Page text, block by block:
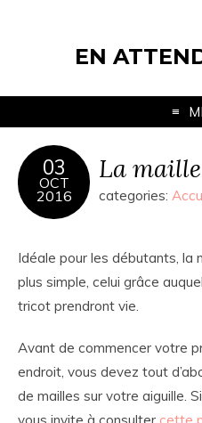
EN
03
OCT
2016
La
categories:
Idéale pour les débutants, la
plus simple, celui grâce
tricot prendront vie.
Avant de commencer votre
endroit, vous devez tout
de mailles sur votre aiguille.